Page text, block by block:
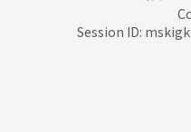
Session ID: